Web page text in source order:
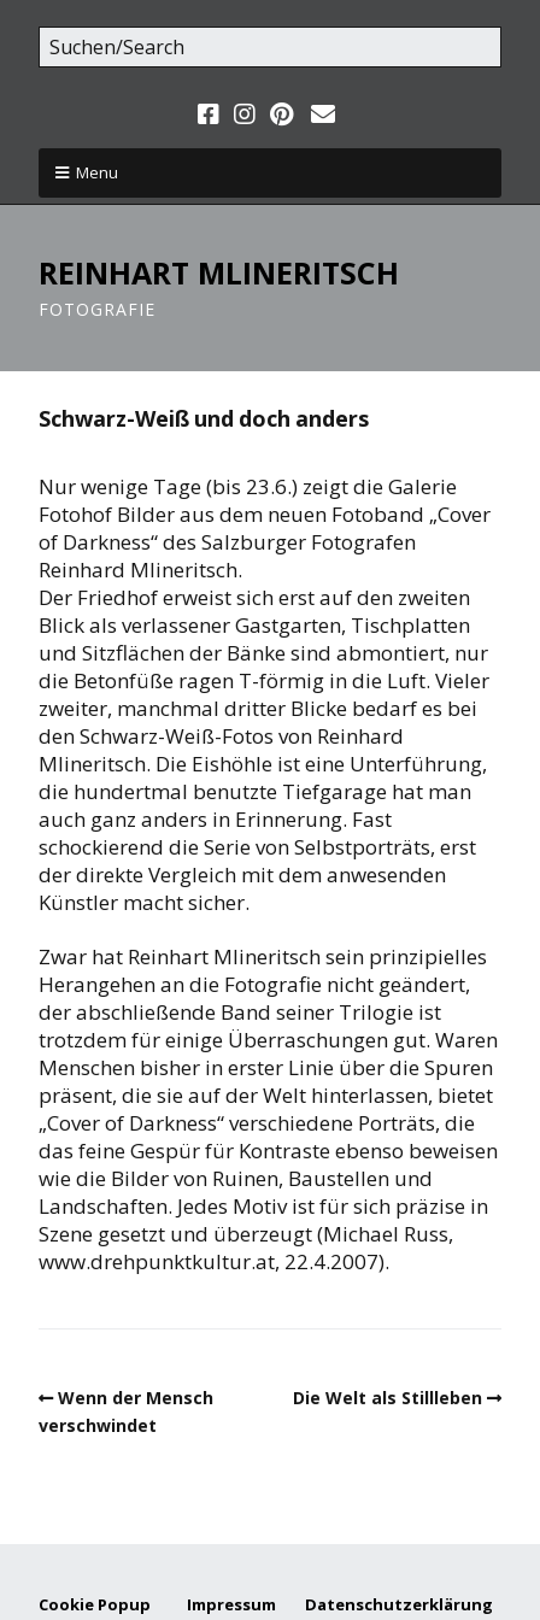
Menu
REINHART MLINERITSCH
FOTOGRAFIE
Schwarz-Weiß und doch anders
Nur wenige Tage (bis 23.6.) zeigt die Galerie
Fotohof Bilder aus dem neuen Fotoband „Cover
of Darkness“ des Salzburger Fotografen
Reinhard Mlineritsch.
Der Friedhof erweist sich erst auf den zweiten
Blick als verlassener Gastgarten, Tischplatten
und Sitzflächen der Bänke sind abmontiert, nur
die Betonfüße ragen T-förmig in die Luft. Vieler
zweiter, manchmal dritter Blicke bedarf es bei
den Schwarz-Weiß-Fotos von Reinhard
Mlineritsch. Die Eishöhle ist eine Unterführung,
die hundertmal benutzte Tiefgarage hat man
auch ganz anders in Erinnerung. Fast
schockierend die Serie von Selbstporträts, erst
der direkte Vergleich mit dem anwesenden
Künstler macht sicher.
Zwar hat Reinhart Mlineritsch sein prinzipielles
Herangehen an die Fotografie nicht geändert,
der abschließende Band seiner Trilogie ist
trotzdem für einige Überraschungen gut. Waren
Menschen bisher in erster Linie über die Spuren
präsent, die sie auf der Welt hinterlassen, bietet
„Cover of Darkness“ verschiedene Porträts, die
das feine Gespür für Kontraste ebenso beweisen
wie die Bilder von Ruinen, Baustellen und
Landschaften. Jedes Motiv ist für sich präzise in
Szene gesetzt und überzeugt (Michael Russ,
www.drehpunktkultur.at, 22.4.2007).
Wenn der Mensch
verschwindet
Die Welt als Stillleben
Cookie Popup Impressum Datenschutzerklärung